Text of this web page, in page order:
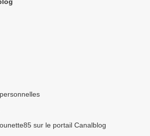
sur le portail Canalblog